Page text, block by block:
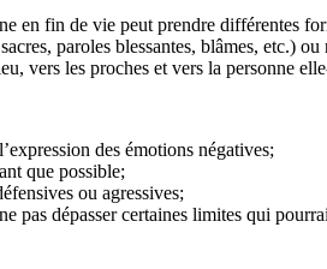
en fin de vie peut prendre différentes
paroles blessantes, blâmes, etc.)
vers les proches et vers la personne
des émotions négatives;
que possible;
ou agressives;
pas dépasser certaines limites qui